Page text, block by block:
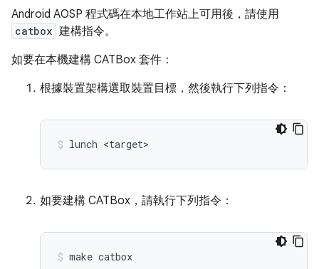
Android AOSP 程式碼在本地工作站上可用後，請使用
catbox 建構指令。
如要在本機建構 CATBox 套件：
根據裝置架構選取裝置目標，然後執行下列指令：
lunch <target>
如要建構 CATBox，請執行下列指令：
make catbox